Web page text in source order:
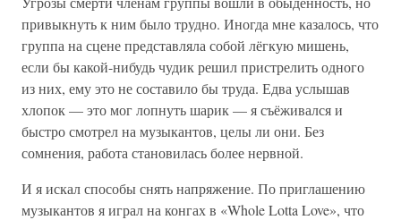
привыкнуть к ним было трудно. Иногда мне казалось, что
группа на сцене представляла собой лёгкую мишень,
если бы какой-нибудь чудик решил пристрелить одного
из них, ему это не составило бы труда. Едва услышав
хлопок — это мог лопнуть шарик — я съёживался и
быстро смотрел на музыкантов, целы ли они. Без
сомнения, работа становилась более нервной.
И я искал способы снять напряжение. По приглашению
музыкантов я играл на конгах в «Whole Lotta Love», что